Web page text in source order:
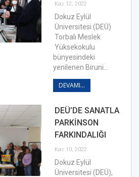
Kas 12, 2022
Dokuz Eylül
Üniversitesi (DEÜ)
Torbalı Meslek
Yüksekokulu
bünyesindeki
yenilenen Biruni…
DEVAMI...
DEÜ’DE SANATLA
PARKİNSON
FARKINDALIĞI
Kas 10, 2022
Dokuz Eylül
Üniversitesi (DEÜ),